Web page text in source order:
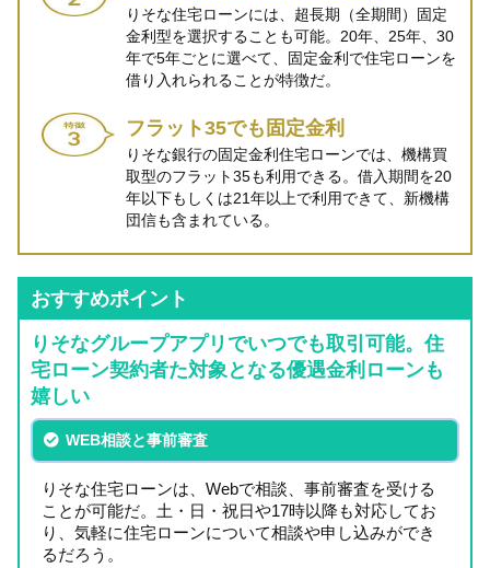
りそな住宅ローンには、超長期（全期間）固定
金利型を選択することも可能。20年、25年、30
年で5年ごとに選べて、固定金利で住宅ローンを
借り入れられることが特徴だ。
フラット35でも固定金利
りそな銀行の固定金利住宅ローンでは、機構買
取型のフラット35も利用できる。借入期間を20
年以下もしくは21年以上で利用できて、新機構
団信も含まれている。
おすすめポイント
りそなグループアプリでいつでも取引可能。住
宅ローン契約者た対象となる優遇金利ローンも
嬉しい
WEB相談と事前審査
りそな住宅ローンは、Webで相談、事前審査を受ける
ことが可能だ。土・日・祝日や17時以降も対応してお
り、気軽に住宅ローンについて相談や申し込みができ
るだろう。